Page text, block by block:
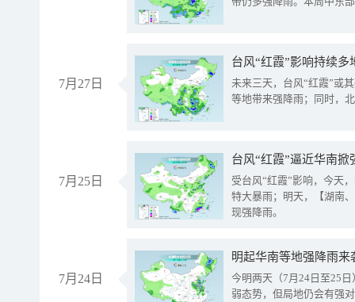
7月27日
台风“红霞”影响持续
未来三天，台风“红霞”或
等地带来强降雨；同时，
7月25日
台风“红霞”逼近华南
受台风“红霞”影响，今天
特大暴雨；明天，【湖南
现强降雨。
7月24日
明起华南等地强降雨
今明两天（7月24日至25
弱态势，但局地仍会有强